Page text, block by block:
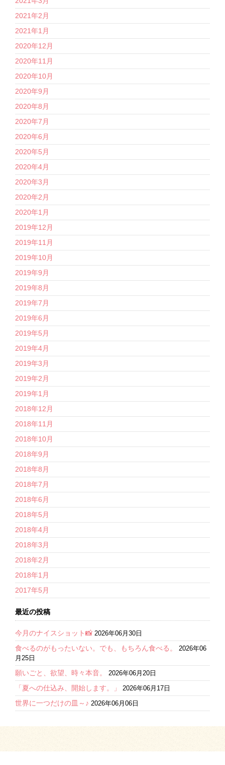
2021年2月
2021年1月
2020年12月
2020年11月
2020年10月
2020年9月
2020年8月
2020年7月
2020年6月
2020年5月
2020年4月
2020年3月
2020年2月
2020年1月
2019年12月
2019年11月
2019年10月
2019年9月
2019年8月
2019年7月
2019年6月
2019年5月
2019年4月
2019年3月
2019年2月
2019年1月
2018年12月
2018年11月
2018年10月
2018年9月
2018年8月
2018年7月
2018年6月
2018年5月
2018年4月
2018年3月
2018年2月
2018年1月
2017年5月
最近の投稿
今月のナイスショット📸 2026年06月30日
食べるのがもったいない。でも、もちろん食べる。
2026年06
月25日
願いごと、欲望、時々本音。 2026年06月20日
「夏への仕込み、開始します。」 2026年06月17日
世界に一つだけの皿～♪ 2026年06月06日